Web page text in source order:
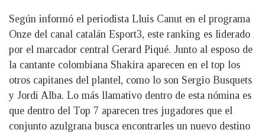
Según informó el periodista Lluis Canut en el programa
Onze del canal catalán Esport3, este ranking es liderado
por el marcador central Gerard Piqué. Junto al esposo de
la cantante colombiana Shakira aparecen en el top los
otros capitanes del plantel, como lo son Sergio Busquets
y Jordi Alba. Lo más llamativo dentro de esta nómina es
que dentro del Top 7 aparecen tres jugadores que el
conjunto azulgrana busca encontrarles un nuevo destino